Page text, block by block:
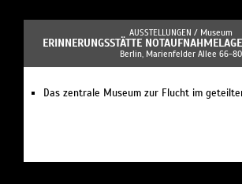
AUSSTELLUNGEN / Museum
ERINNERUNGSSTÄTTE
Berlin, Marienfelder Allee 66-80
Das zentrale Museum zur Flucht im